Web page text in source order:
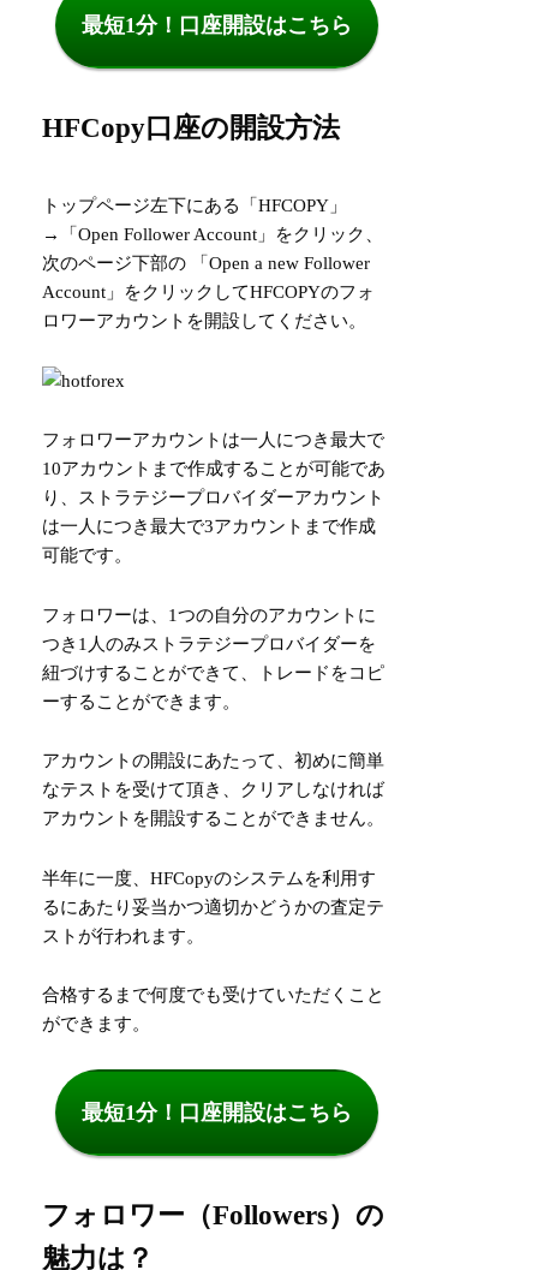
最短1分！口座開設はこちら
HFCopy口座の開設方法
トップページ左下にある「HFCOPY」
→「Open Follower Account」をクリック、
次のページ下部の 「Open a new Follower
Account」をクリックしてHFCOPYのフォ
ロワーアカウントを開設してください。
フォロワーアカウントは一人につき最大で
10アカウントまで作成することが可能であ
り、ストラテジープロバイダーアカウント
は一人につき最大で3アカウントまで作成
可能です。
フォロワーは、1つの自分のアカウントに
つき1人のみストラテジープロバイダーを
紐づけすることができて、トレードをコピ
ーすることができます。
アカウントの開設にあたって、初めに簡単
なテストを受けて頂き、クリアしなければ
アカウントを開設することができません。
半年に一度、HFCopyのシステムを利用す
るにあたり妥当かつ適切かどうかの査定テ
ストが行われます。
合格するまで何度でも受けていただくこと
ができます。
最短1分！口座開設はこちら
フォロワー（Followers）の
魅力は？